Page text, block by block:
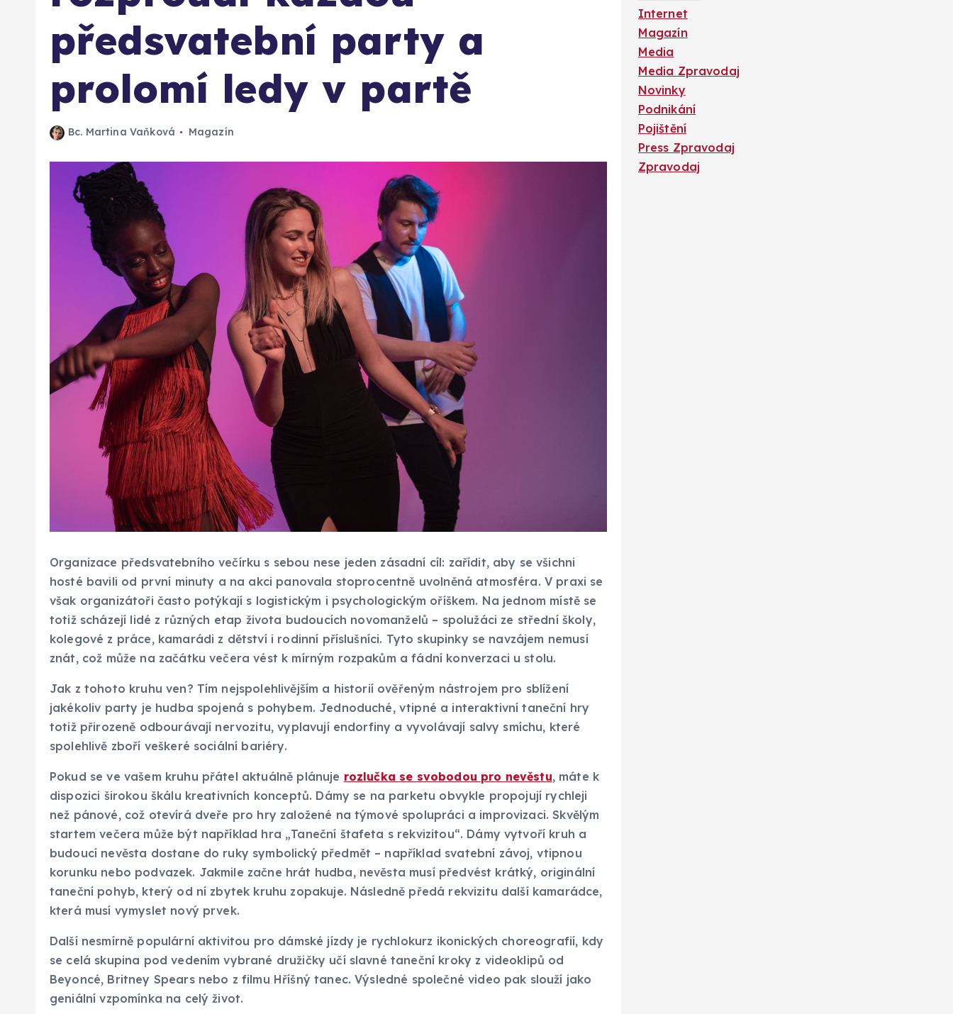
předsvatební party a
prolomí ledy v partě
Bc. Martina Vaňková Magazín
Organizace předsvatebního večírku s sebou nese jeden zásadní cíl: zařídit, aby se všichni
hosté bavili od první minuty a na akci panovala stoprocentně uvolněná atmosféra. V praxi se
však organizátoři často potýkají s logistickým i psychologickým oříškem. Na jednom místě se
totiž scházejí lidé z různých etap života budoucích novomanželů – spolužáci ze střední školy,
kolegové z práce, kamarádi z dětství i rodinní příslušníci. Tyto skupinky se navzájem nemusí
znát, což může na začátku večera vést k mírným rozpakům a fádní konverzaci u stolu.
Jak z tohoto kruhu ven? Tím nejspolehlivějším a historií ověřeným nástrojem pro sblížení
jakékoliv party je hudba spojená s pohybem. Jednoduché, vtipné a interaktivní taneční hry
totiž přirozeně odbourávají nervozitu, vyplavují endorfiny a vyvolávají salvy smíchu, které
spolehlivě zboří veškeré sociální bariéry.
Pokud se ve vašem kruhu přátel aktuálně plánuje rozlučka se svobodou pro nevěstu, máte k
dispozici širokou škálu kreativních konceptů. Dámy se na parketu obvykle propojují rychleji
než pánové, což otevírá dveře pro hry založené na týmové spolupráci a improvizaci. Skvělým
startem večera může být například hra „Taneční štafeta s rekvizitou“. Dámy vytvoří kruh a
budoucí nevěsta dostane do ruky symbolický předmět – například svatební závoj, vtipnou
korunku nebo podvazek. Jakmile začne hrát hudba, nevěsta musí předvést krátký, originální
taneční pohyb, který od ní zbytek kruhu zopakuje. Následně předá rekvizitu další kamarádce,
která musí vymyslet nový prvek.
Další nesmírně populární aktivitou pro dámské jízdy je rychlokurz ikonických choreografií, kdy
se celá skupina pod vedením vybrané družičky učí slavné taneční kroky z videoklipů od
Beyoncé, Britney Spears nebo z filmu Hříšný tanec. Výsledné společné video pak slouží jako
geniální vzpomínka na celý život.
Internet
Magazín
Media
Media Zpravodaj
Novinky
Podnikání
Pojištění
Press Zpravodaj
Zpravodaj